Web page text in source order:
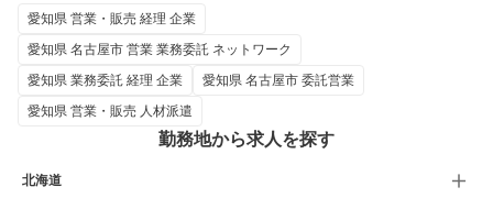
愛知県 営業・販売 経理 企業
愛知県 名古屋市 営業 業務委託 ネットワーク
愛知県 業務委託 経理 企業
愛知県 名古屋市 委託営業
愛知県 営業・販売 人材派遣
勤務地から求人を探す
北海道